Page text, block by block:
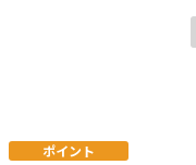
ポイント